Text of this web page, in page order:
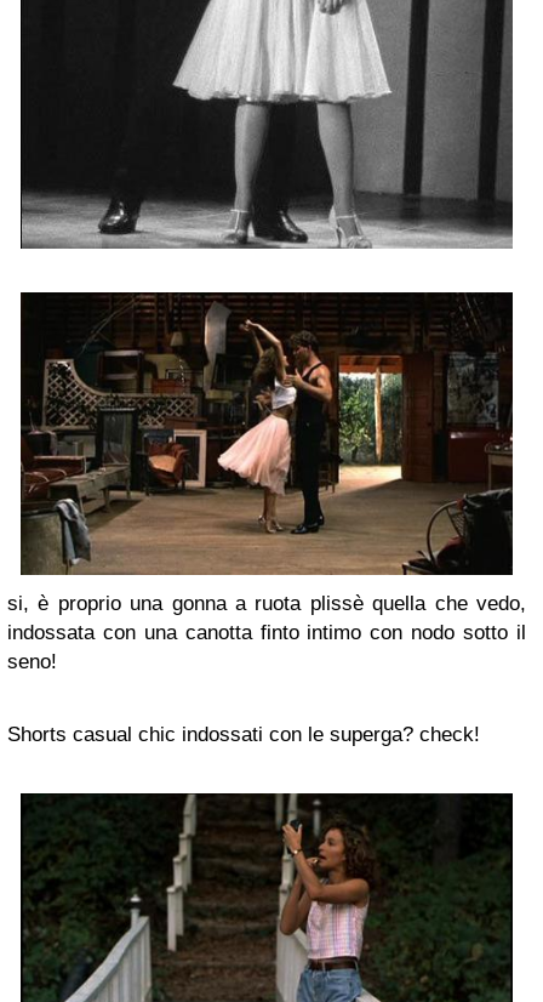
si, è proprio una gonna a ruota plissè quella che vedo,
indossata con una canotta finto intimo con nodo sotto il
seno!
Shorts casual chic indossati con le superga? check!